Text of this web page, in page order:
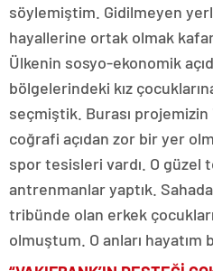
söylemiştim. Gidilmeyen
hayallerine ortak olmak
Ülkenin sosyo-ekonomik
bölgelerindeki kız
seçmiştik. Burası
coğrafi açıdan zor bir yer
spor tesisleri vardı. O güzel
antrenmanlar yaptık.
tribünde olan erkek
olmuştum. O anları hayatım